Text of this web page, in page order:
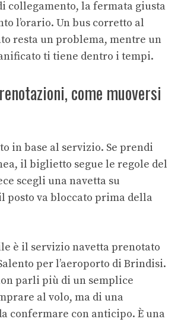
collegamento, la fermata giusta
l’orario. Un bus corretto al
resta un problema, mentre un
ti tiene dentro i tempi.
come muoversi
in base al servizio. Se prendi
il biglietto segue le regole del
scegli una navetta su
posto va bloccato prima della
è il servizio navetta prenotato
per l’aeroporto di Brindisi.
parli più di un semplice
al volo, ma di una
confermare con anticipo. È una